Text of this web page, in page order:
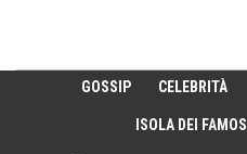
GOSSIP CELEBRITÀ
ISOLA DEI FAMOSI